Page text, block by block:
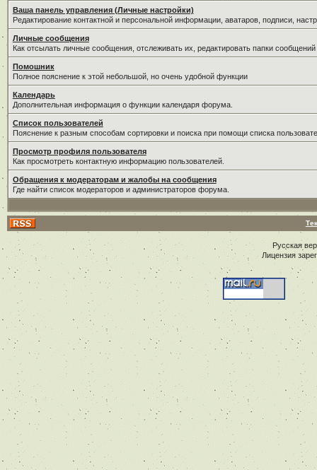
Ваша панель управления (Личные настройки)
Редактирование контактной и персональной информации, аватаров, подписи,
Личные сообщения
Как отсылать личные сообщения, отслеживать их, редактировать папки
Помошник
Полное пояснение к этой небольшой, но очень удобной функции
Календарь
Дополнительная информация о функции календаря форума.
Список пользователей
Пояснение к разным способам сортировки и поиска при помощи списка
Просмотр профиля пользователя
Как просмотреть контактную информацию пользователей.
Обращения к модераторам и жалобы на сообщения
Где найти список модераторов и администраторов форума.
Русская
Лицензия